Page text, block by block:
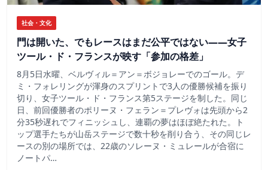
社会・文化
門は開いた、でもレースはまだ公平ではない――女子
ツール・ド・フランスが映す「参加の格差」
8月5日水曜、ベルヴィル＝アン＝ボジョレーでのゴール。デ
ミ・フォレリングが渾身のスプリントで3人の優勝候補を振り
切り、女子ツール・ド・フランス第5ステージを制した。同じ
日、前回優勝者のポリーヌ・フェラン＝プレヴォは先頭から2
分35秒遅れでフィニッシュし、連覇の夢はほぼ絶たれた。ト
ップ選手たちが山岳ステージで数十秒を削り合う、その同じレ
ースの別の場所では、22歳のソレーヌ・ミュレールが合宿に
ノートパ…